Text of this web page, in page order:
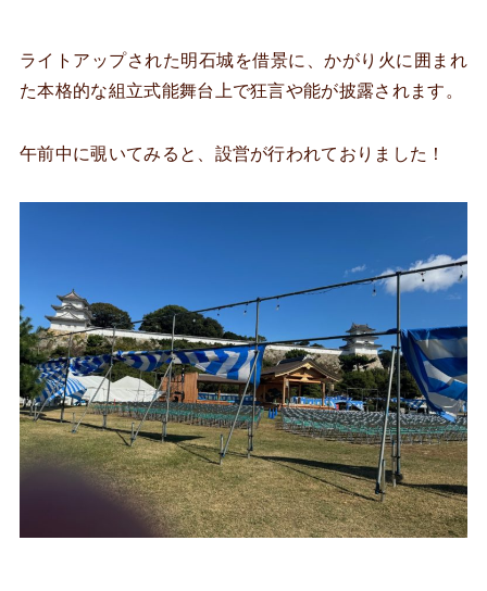
ライトアップされた明石城を借景に、かがり火に囲まれ
た本格的な組立式能舞台上で狂言や能が披露されます。
午前中に覗いてみると、設営が行われておりました！